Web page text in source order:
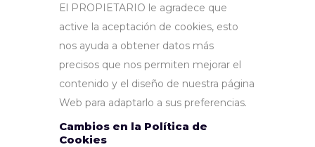
El PROPIETARIO le agradece que
active la aceptación de cookies, esto
nos ayuda a obtener datos más
precisos que nos permiten mejorar el
contenido y el diseño de nuestra página
Web para adaptarlo a sus preferencias.
Cambios en la Política de
Cookies